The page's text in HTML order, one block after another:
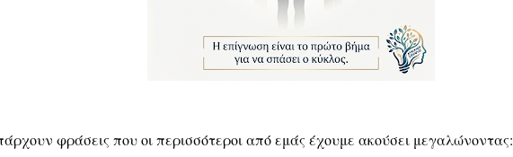
φράσεις που οι περισσότεροι από εμάς έχουμε ακούσει μεγαλώνοντας: